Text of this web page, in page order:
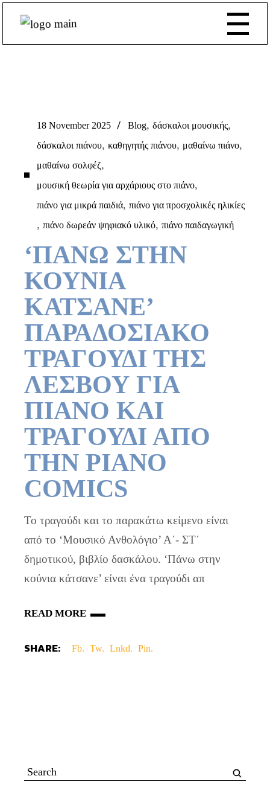
18 November 2025 Blog,δάσκαλοι μουσικής,
δάσκαλοι πιάνου,καθηγητής πιάνου, μαθαίνω πιάνο,
μαθαίνω σολφέζ,
μουσική θεωρία για αρχάριους στο πιάνο,
πιάνο για μικρά παιδιά,πιάνο για προσχολικές ηλικίες
,πιάνο δωρεάν ψηφιακό υλικό,πιάνο παιδαγωγική
‘ΠΑΝΩ ΣΤΗΝ
ΚΟΥΝΙΑ
ΚΑΤΣΑΝΕ’
ΠΑΡΑΔΟΣΙΑΚΟ
ΤΡΑΓΟΥΔΙ ΤΗΣ
ΛΕΣΒΟΥ ΓΙΑ
ΠΙΑΝΟ ΚΑΙ
ΤΡΑΓΟΥΔΙ ΑΠΟ
ΤΗΝ PIANO
COMICS
Το τραγούδι και το παρακάτω κείμενο είναι
από το ‘Μουσικό Ανθολόγιο’ Α΄- ΣΤ΄
δημοτικού, βιβλίο δασκάλου. ‘Πάνω στην
κούνια κάτσανε’ είναι ένα τραγούδι απ
READ MORE
SHARE: Fb. Tw. Lnkd. Pin.